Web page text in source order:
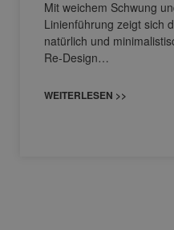
Mit weichem Schwung
Linienführung zeigt sich
natürlich und
Re-Design…
WEITERLESEN >>